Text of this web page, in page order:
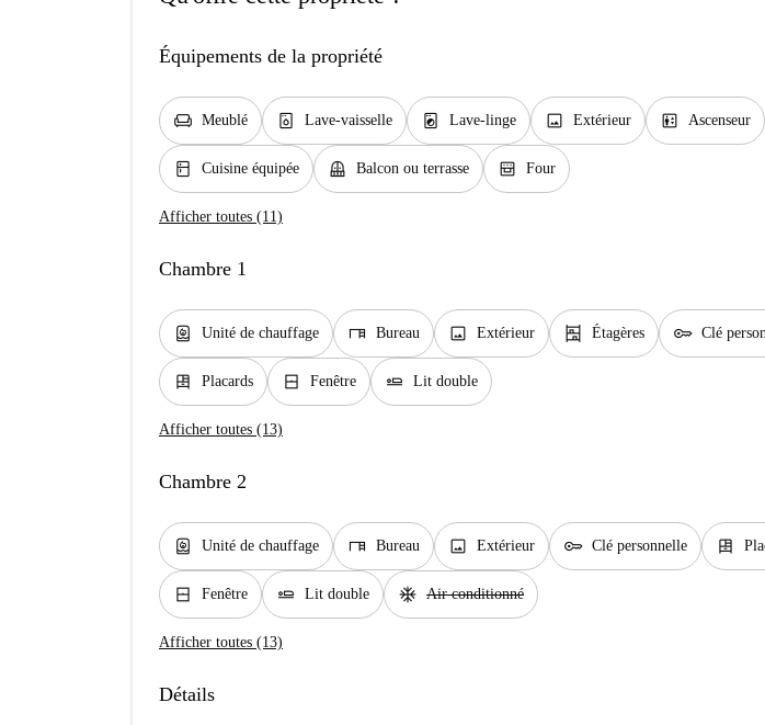
Équipements de la propriété
chair Meublé dishwasher_gen Lave-vaisselle local_laundry_service Lave-linge image Extérieur elevator Ascenseur
kitchen Cuisine équipée balcony Balcon ou terrasse oven_gen Four
Afficher toutes (11)
Chambre 1
water_heater Unité de chauffage desk Bureau image Extérieur shelves Étagères key Clé
dresser Placards window_closed Fenêtre airline_seat_flat Lit double
Afficher toutes (13)
Chambre 2
water_heater Unité de chauffage desk Bureau image Extérieur key Clé personnelle dresser
window_closed Fenêtre airline_seat_flat Lit double ac_unit Air conditionné
Afficher toutes (13)
Détails